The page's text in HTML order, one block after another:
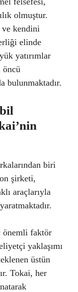
olmuştur.
kendini
elinde
yatırımlar
öncü
bulunmaktadır.
biri
şirketi,
araçlarıyla
önemli faktör
yaklaşımı
üstün
Tokai, her